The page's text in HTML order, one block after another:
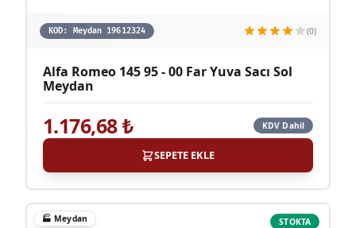
KOD: Meydan 19612324 (0)
Alfa Romeo 145 95 - 00 Far Yuva Sacı Sol
Meydan
1.176,68₺ KDV Dahil
SEPETE EKLE
STOKTA
🏭 Meydan